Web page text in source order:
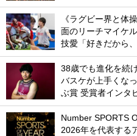
《ラグビー界と体
面のリーチマイケ
技愛「好きだから
38歳でも進化を続
バスケが上手くな
ぶ賞 受賞者インタ
Number SPORTS
2026年を代表する